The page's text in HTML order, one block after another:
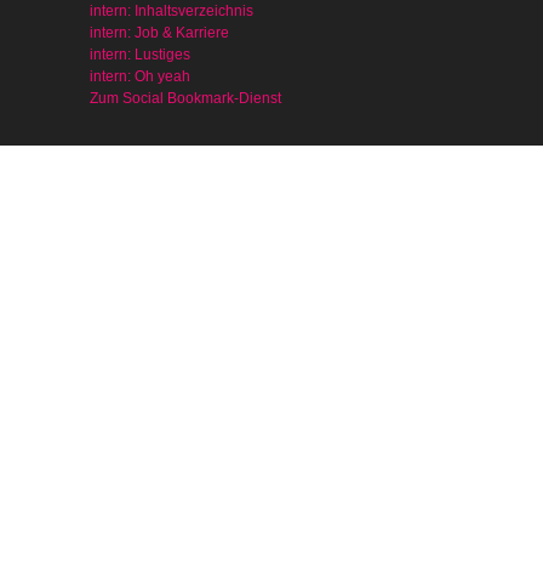
intern: Inhaltsverzeichnis
intern: Job & Karriere
intern: Lustiges
intern: Oh yeah
Zum Social Bookmark-Dienst